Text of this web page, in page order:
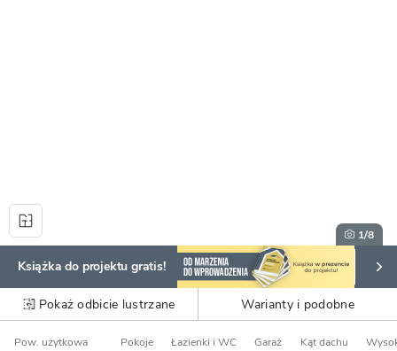
1/8
Książka do projektu gratis!
Pokaż odbicie lustrzane Warianty i podobne
Pow. użytkowa Pokoje Łazienki i WC Garaż Kąt dachu